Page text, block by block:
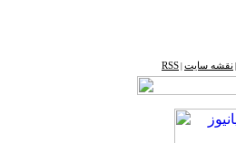
نقشه ‌سایت RSS